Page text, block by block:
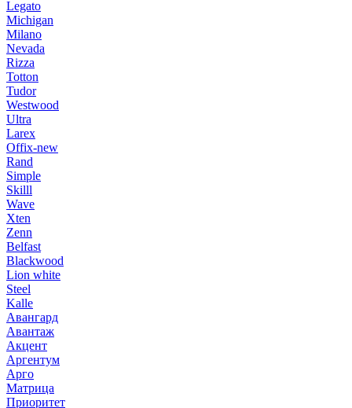
Legato
Michigan
Milano
Nevada
Rizza
Totton
Tudor
Westwood
Ultra
Larex
Offix-new
Rand
Simple
Skilll
Wave
Xten
Zenn
Belfast
Blackwood
Lion white
Steel
Kalle
Авангард
Авантаж
Акцент
Аргентум
Арго
Матрица
Приоритет